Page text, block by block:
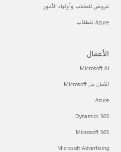
عروض للطلاب وأولياء الأمور
Azure للطلاب
الأعمال
Microsoft AI
الأمان من Microsoft
Azure
Dynamics 365
Microsoft 365
Microsoft Advertising